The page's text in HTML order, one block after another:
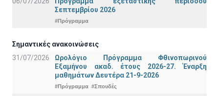
Σεπτεμβρίου 2026
#Πρόγραμμα
Σημαντικές ανακοινώσεις
31/07/2026
Ωρολόγιο Πρόγραμμα Φθινοπωρινού
Εξαμήνου ακαδ. έτους 2026-27. Έναρξη
μαθημάτων Δευτέρα 21-9-2026
#Πρόγραμμα #Σπουδές